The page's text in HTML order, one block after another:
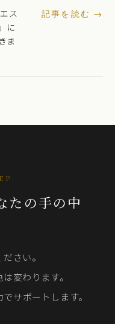
ス
に
ま
記事を読む →
たの手の中
さい。
変わります。
サポートします。